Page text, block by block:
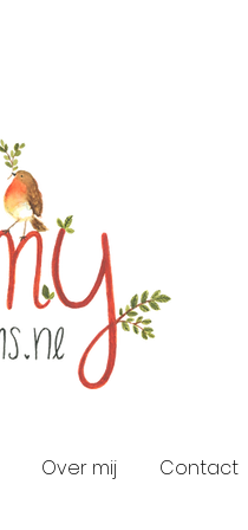
Over mij Contact